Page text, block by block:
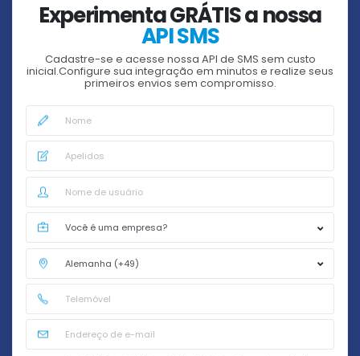
Experimenta GRÁTIS a nossa
API SMS
Cadastre-se e acesse nossa API de SMS sem custo
inicial.Configure sua integração em minutos e realize seus
primeiros envios sem compromisso.